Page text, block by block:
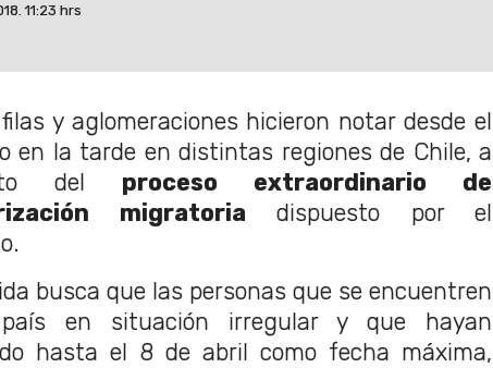
11:23 hrs
y aglomeraciones hicieron notar desde el
en la tarde en distintas regiones de Chile, a
del proceso extraordinario de
migratoria dispuesto por el
busca que las personas que se encuentren
en situación irregular y que hayan
hasta el 8 de abril como fecha máxima,